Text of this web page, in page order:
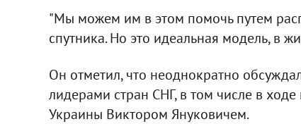
"Мы можем им в этом помочь путем
спутника. Но это идеальная модель, в
Он отметил, что неоднократно
лидерами стран СНГ, в том числе в
Украины Виктором Януковичем.